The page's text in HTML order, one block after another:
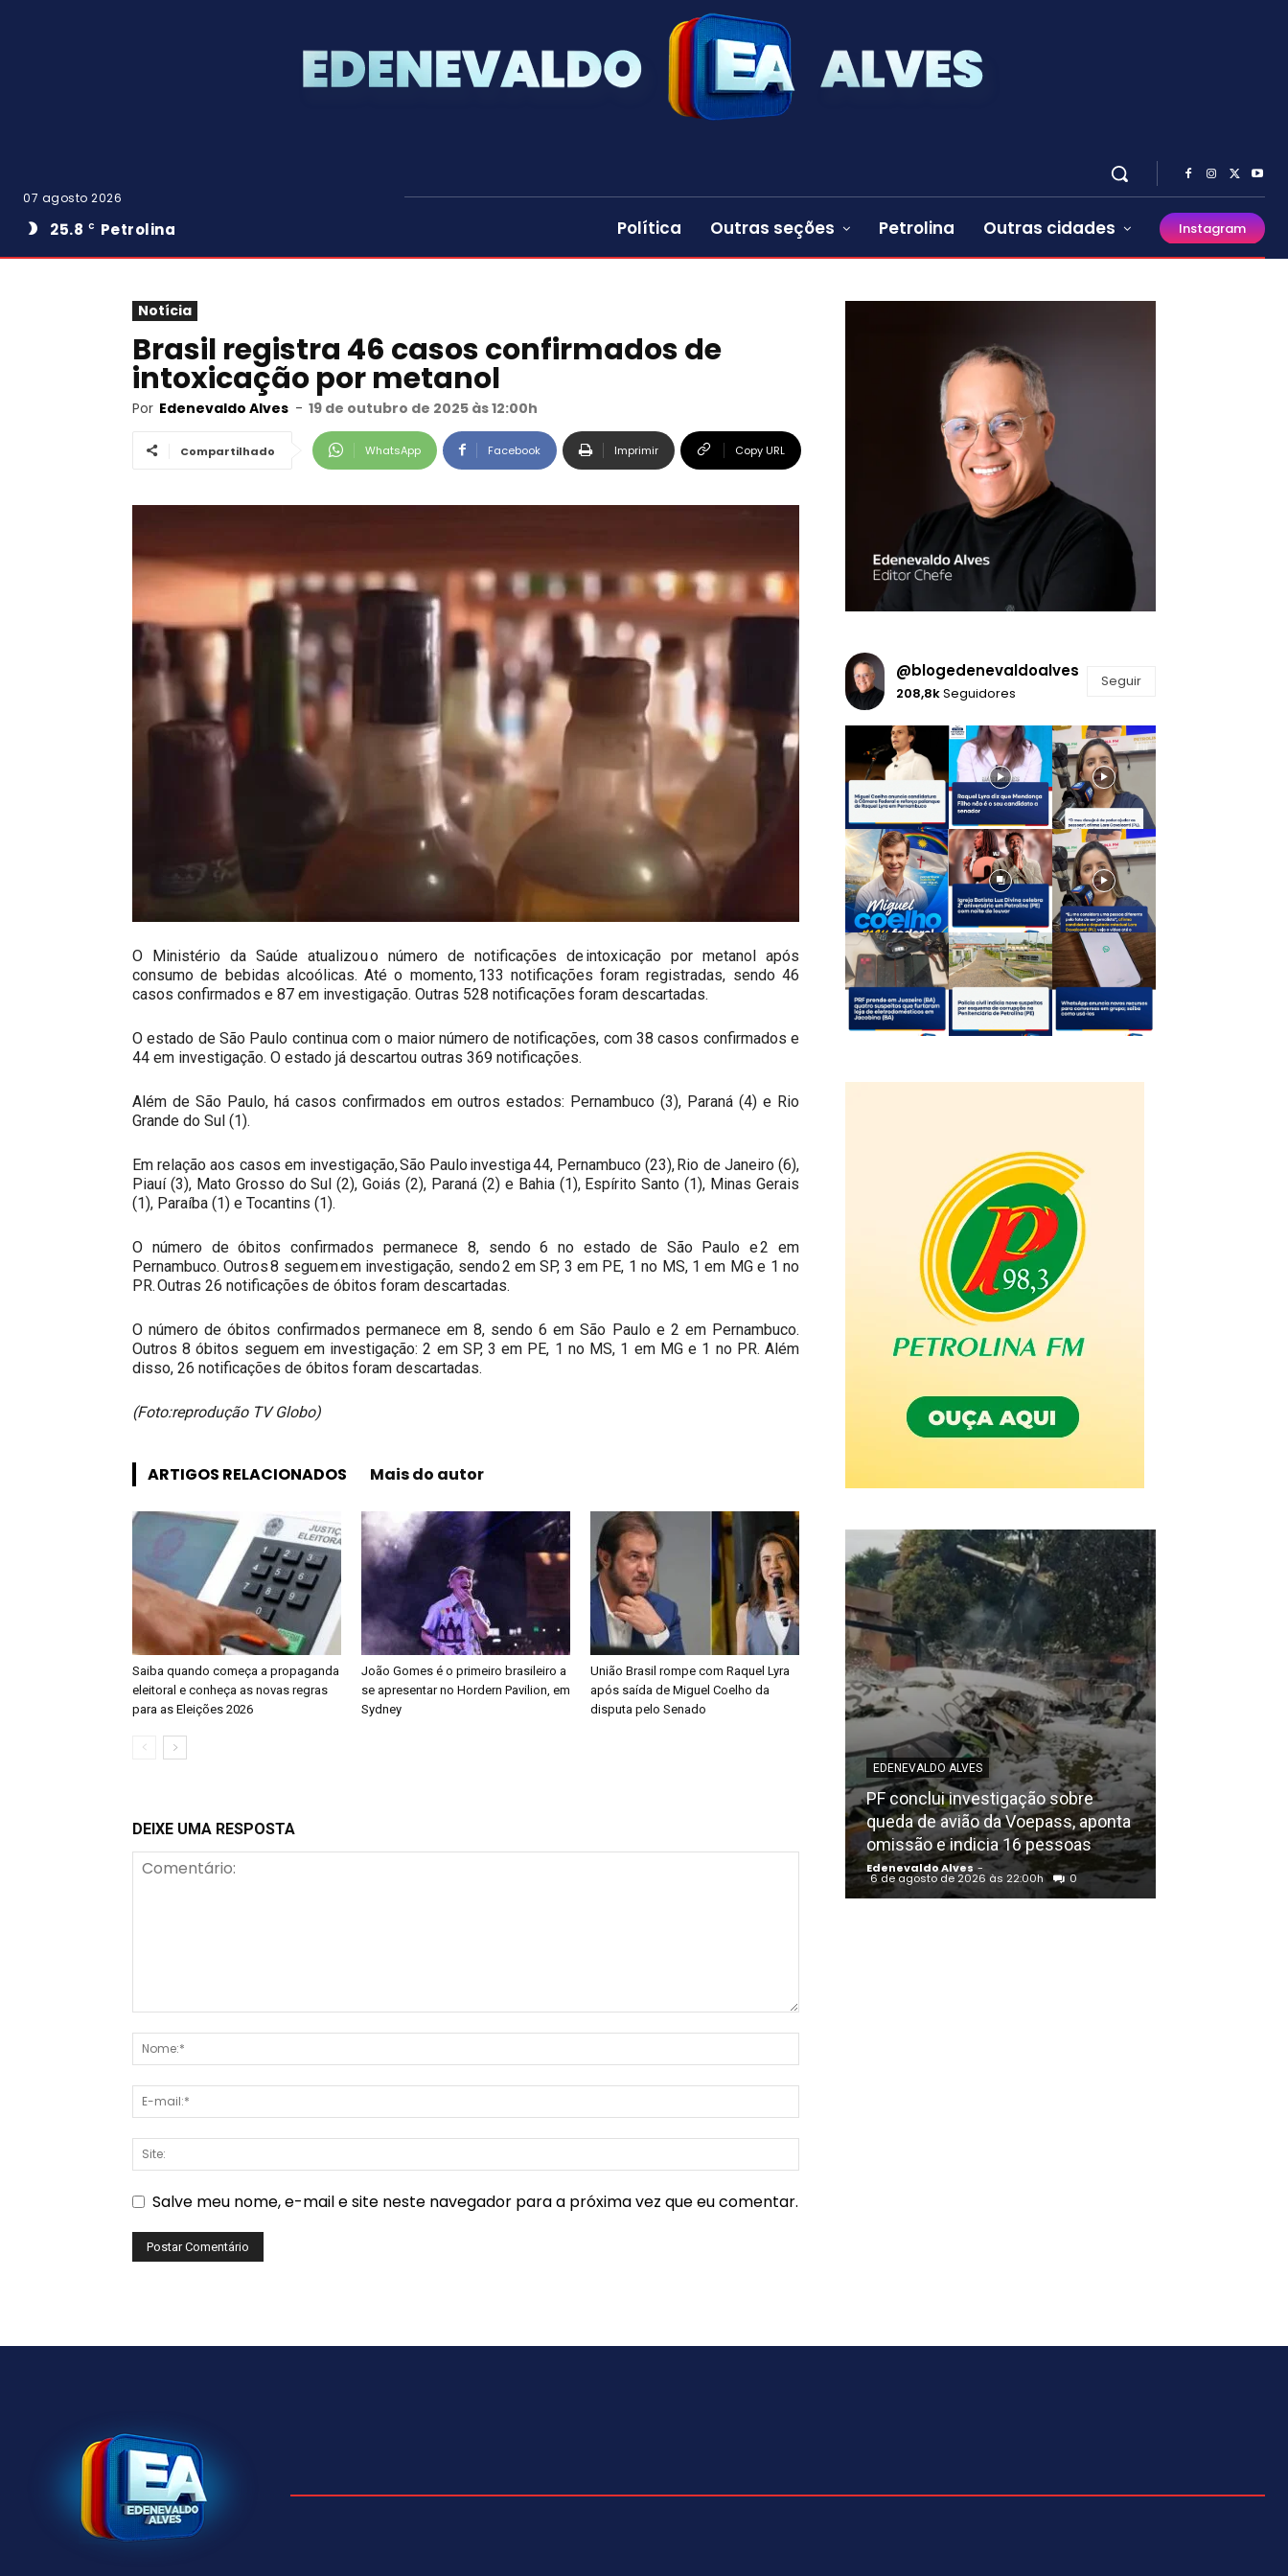
07 agosto 2026
25.8 C Petrolina Política Outras seções Petrolina Outras cidades Instagram
Notícia
Brasil registra 46 casos confirmados de
intoxicação por metanol
Por Edenevaldo Alves - 19 de outubro de 2025 às 12:00h
Compartilhado WhatsApp Facebook Imprimir Copy URL
O Ministério da Saúde atualizou o número de notificações de intoxicação por metanol após
consumo de bebidas alcoólicas. Até o momento, 133 notificações foram registradas, sendo 46
casos confirmados e 87 em investigação. Outras 528 notificações foram descartadas.
O estado de São Paulo continua com o maior número de notificações, com 38 casos confirmados e
44 em investigação. O estado já descartou outras 369 notificações.
Além de São Paulo, há casos confirmados em outros estados: Pernambuco (3), Paraná (4) e Rio
Grande do Sul (1).
Em relação aos casos em investigação, São Paulo investiga 44, Pernambuco (23), Rio de Janeiro (6),
Piauí (3), Mato Grosso do Sul (2), Goiás (2), Paraná (2) e Bahia (1), Espírito Santo (1), Minas Gerais
(1), Paraíba (1) e Tocantins (1).
O número de óbitos confirmados permanece 8, sendo 6 no estado de São Paulo e 2 em
Pernambuco. Outros 8 seguem em investigação, sendo 2 em SP, 3 em PE, 1 no MS, 1 em MG e 1 no
PR. Outras 26 notificações de óbitos foram descartadas.
O número de óbitos confirmados permanece em 8, sendo 6 em São Paulo e 2 em Pernambuco.
Outros 8 óbitos seguem em investigação: 2 em SP, 3 em PE, 1 no MS, 1 em MG e 1 no PR. Além
disso, 26 notificações de óbitos foram descartadas.
(Foto:reprodução TV Globo)
ARTIGOS RELACIONADOS Mais do autor
Saiba quando começa a propaganda
eleitoral e conheça as novas regras
para as Eleições 2026
João Gomes é o primeiro brasileiro a
se apresentar no Hordern Pavilion, em
Sydney
União Brasil rompe com Raquel Lyra
após saída de Miguel Coelho da
disputa pelo Senado
DEIXE UMA RESPOSTA
Salve meu nome, e-mail e site neste navegador para a próxima vez que eu comentar.
@blogedenevaldoalves
208,8kSeguidores
Seguir
EDENEVALDO ALVES
PF conclui investigação sobre
queda de avião da Voepass, aponta
omissão e indicia 16 pessoas
Edenevaldo Alves -
6 de agosto de 2026 às 22:00h 0